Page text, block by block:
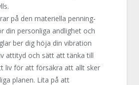
på den materiella penning-
din personliga andlighet och
ber dig höja din vibration
attityd och sätt att tänka till
liv för att försäkra att allt sker
planen. Lita på att